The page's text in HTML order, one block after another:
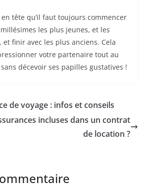
tête qu’il faut toujours commencer
les plus jeunes, et les
et finir avec les plus anciens. Cela
votre partenaire tout au
décevoir ses papilles gustatives !
de voyage : infos et conseils
incluses dans un contrat
de location ?